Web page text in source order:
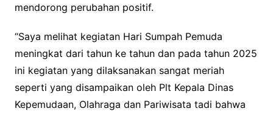
mendorong perubahan positif.
“Saya melihat kegiatan Hari Sumpah Pemuda
meningkat dari tahun ke tahun dan pada tahun 2025
ini kegiatan yang dilaksanakan sangat meriah
seperti yang disampaikan oleh Plt Kepala Dinas
Kepemudaan, Olahraga dan Pariwisata tadi bahwa